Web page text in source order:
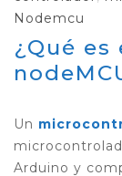
Nodemcu
¿Qué
Un
Arduino y